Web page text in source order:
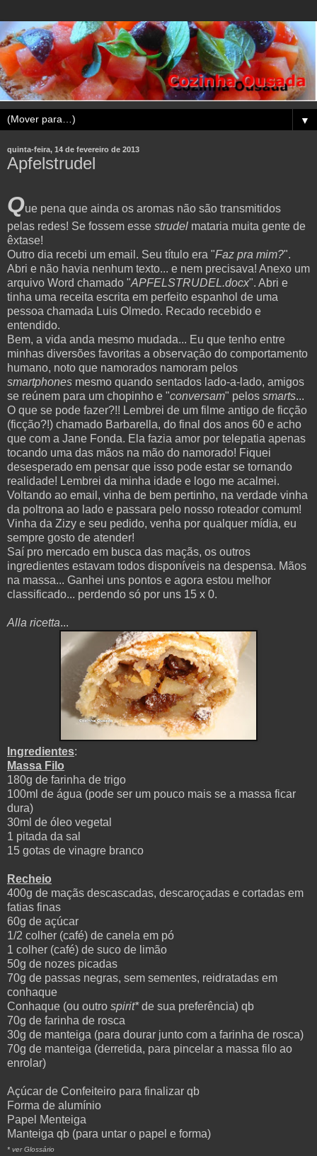
▼
quinta-feira, 14 de fevereiro de 2013
Apfelstrudel
Que pena que ainda os aromas não são transmitidos
pelas redes! Se fossem esse strudel mataria muita gente de
êxtase!
Outro dia recebi um email. Seu título era "Faz pra mim?".
Abri e não havia nenhum texto... e nem precisava! Anexo um
arquivo Word chamado "APFELSTRUDEL.docx". Abri e
tinha uma receita escrita em perfeito espanhol de uma
pessoa chamada Luis Olmedo. Recado recebido e
entendido.
Bem, a vida anda mesmo mudada... Eu que tenho entre
minhas diversões favoritas a observação do comportamento
humano, noto que namorados namoram pelos
smartphones mesmo quando sentados lado-a-lado, amigos
se reúnem para um chopinho e "conversam" pelos smarts...
O que se pode fazer?!! Lembrei de um filme antigo de ficção
(ficção?!) chamado Barbarella, do final dos anos 60 e acho
que com a Jane Fonda. Ela fazia amor por telepatia apenas
tocando uma das mãos na mão do namorado! Fiquei
desesperado em pensar que isso pode estar se tornando
realidade! Lembrei da minha idade e logo me acalmei.
Voltando ao email, vinha de bem pertinho, na verdade vinha
da poltrona ao lado e passara pelo nosso roteador comum!
Vinha da Zizy e seu pedido, venha por qualquer mídia, eu
sempre gosto de atender!
Saí pro mercado em busca das maçãs, os outros
ingredientes estavam todos disponíveis na despensa. Mãos
na massa... Ganhei uns pontos e agora estou melhor
classificado... perdendo só por uns 15 x 0.
Alla ricetta...
Ingredientes:
Massa Filo
180g de farinha de trigo
100ml de água (pode ser um pouco mais se a massa ficar
dura)
30ml de óleo vegetal
1 pitada da sal
15 gotas de vinagre branco
Recheio
400g de maçãs descascadas, descaroçadas e cortadas em
fatias finas
60g de açúcar
1/2 colher (café) de canela em pó
1 colher (café) de suco de limão
50g de nozes picadas
70g de passas negras, sem sementes, reidratadas em
conhaque
Conhaque (ou outro spirit*de sua preferência) qb
70g de farinha de rosca
30g de manteiga (para dourar junto com a farinha de rosca)
70g de manteiga (derretida, para pincelar a massa filo ao
enrolar)
Açúcar de Confeiteiro para finalizar qb
Forma de alumínio
Papel Menteiga
Manteiga qb (para untar o papel e forma)
* ver Glossário